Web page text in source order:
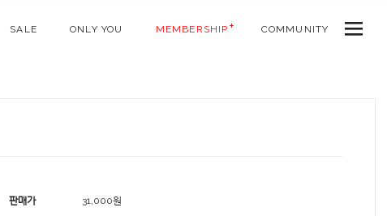
SALE ONLY YOU MEMBERSHIP COMMUNITY
판매가 31,000원